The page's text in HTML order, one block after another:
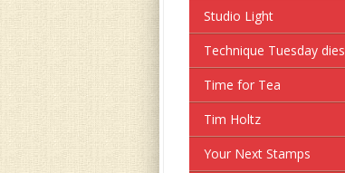
Studio Light
Technique Tuesday dies
Time for Tea
Tim Holtz
Your Next Stamps